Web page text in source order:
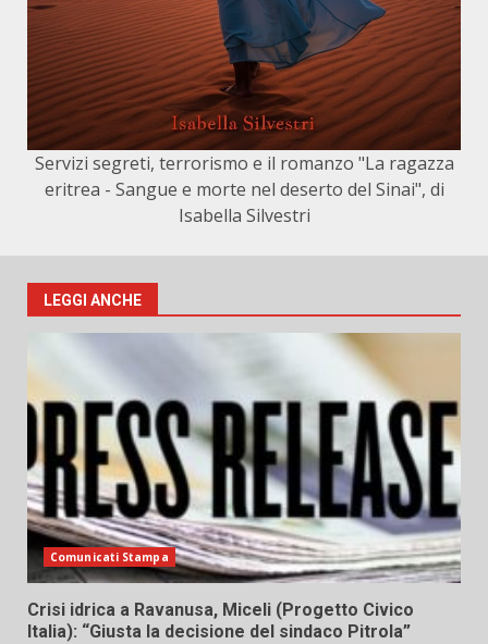
Servizi segreti, terrorismo e il romanzo "La ragazza
eritrea - Sangue e morte nel deserto del Sinai", di
Isabella Silvestri
LEGGI ANCHE
Comunicati Stampa
Crisi idrica a Ravanusa, Miceli (Progetto Civico
Italia): “Giusta la decisione del sindaco Pitrola”